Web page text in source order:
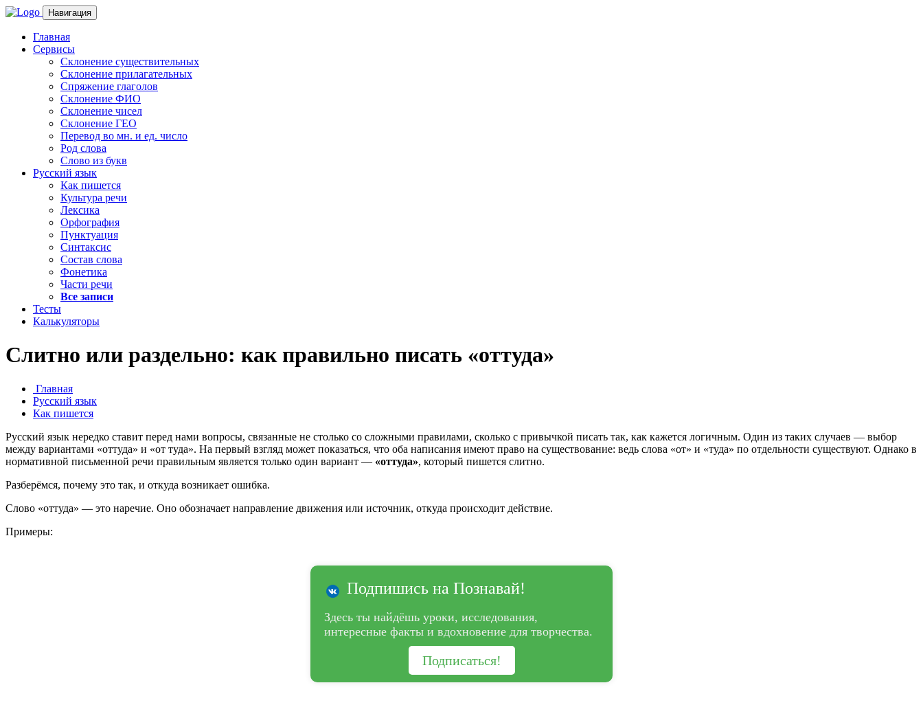
Навигация
Главная
Сервисы
Склонение существительных
Склонение прилагательных
Спряжение глаголов
Склонение ФИО
Склонение чисел
Склонение ГЕО
Перевод во мн. и ед. число
Род слова
Слово из букв
Русский язык
Как пишется
Культура речи
Лексика
Орфография
Пунктуация
Синтаксис
Состав слова
Фонетика
Части речи
Все записи
Тесты
Калькуляторы
Слитно или раздельно: как правильно писать «оттуда»
Главная
Русский язык
Как пишется
Русский язык нередко ставит перед нами вопросы, связанные не столько со сложными правилами, сколько с привычкой писать так, как кажется логичным. Один из таких случаев — выбор
между вариантами «оттуда» и «от туда». На первый взгляд может показаться, что оба написания имеют право на существование: ведь слова «от» и «туда» по отдельности существуют. Однако в
нормативной письменной речи правильным является только один вариант — «оттуда», который пишется слитно.
Разберёмся, почему это так, и откуда возникает ошибка.
Слово «оттуда» — это наречие. Оно обозначает направление движения или источник, откуда происходит действие.
Примеры:
Подпишись на Познавай!
Здесь ты найдёшь уроки, исследования,
интересные факты и вдохновение для творчества.
Подписаться!